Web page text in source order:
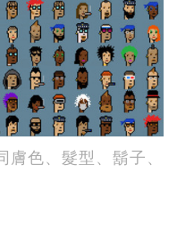
色、髮型、鬍子、